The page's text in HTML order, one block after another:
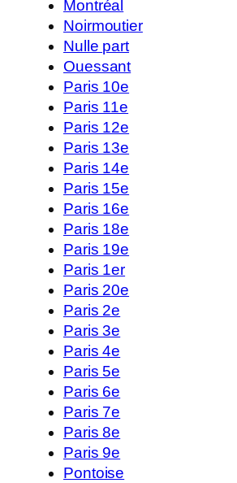
Montréal
Noirmoutier
Nulle part
Ouessant
Paris 10e
Paris 11e
Paris 12e
Paris 13e
Paris 14e
Paris 15e
Paris 16e
Paris 18e
Paris 19e
Paris 1er
Paris 20e
Paris 2e
Paris 3e
Paris 4e
Paris 5e
Paris 6e
Paris 7e
Paris 8e
Paris 9e
Pontoise